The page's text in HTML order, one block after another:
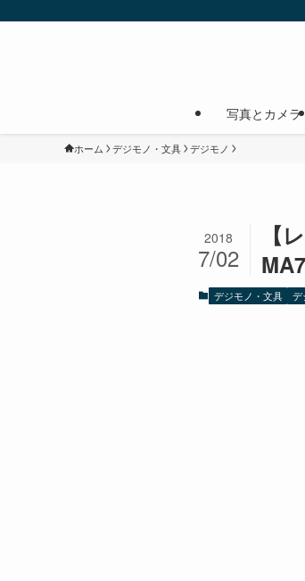
写真とカメラ
ホーム デジモノ・文具 デジモノ
【
2018
7/02
デジモノ・文具 デ